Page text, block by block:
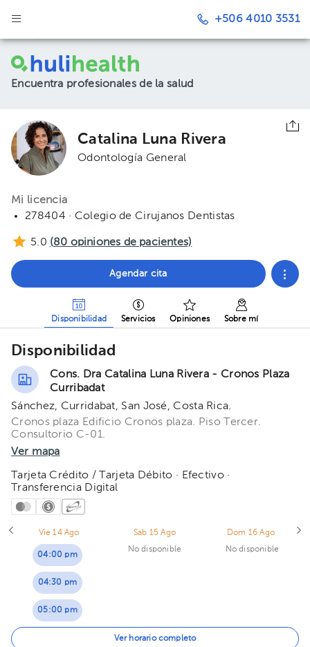
+506 4010 3531
Encuentra profesionales de la salud
Catalina Luna Rivera
Odontología General
Mi licencia
278404 · Colegio de Cirujanos Dentistas
5.0 (80 opiniones de pacientes)
Agendar cita
Disponibilidad Servicios Opiniones Sobre mí
Disponibilidad
Cons. Dra Catalina Luna Rivera - Cronos Plaza
Curribadat
Sánchez, Curridabat, San José, Costa Rica.
Cronos plaza Edificio Cronos plaza. Piso Tercer.
Consultorio C-01.
Ver mapa
Tarjeta Crédito / Tarjeta Débito · Efectivo ·
Transferencia Digital
Vie 14 Ago
04:00 pm
04:30 pm
05:00 pm
Sáb 15 Ago
No disponible
Dom 16 Ago
No disponible
Ver horario completo